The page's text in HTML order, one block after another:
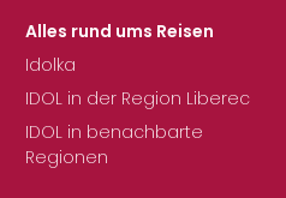
Alles rund ums Reisen
Idolka
IDOL in der Region Liberec
IDOL in benachbarte
Regionen